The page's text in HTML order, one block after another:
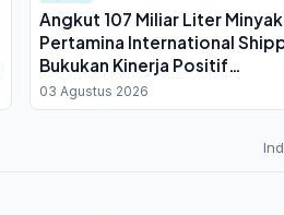
Angkut 107 Miliar Liter
Pertamina International
Bukukan Kinerja Positif
Sepanjang 2025
03 Agustus 2026